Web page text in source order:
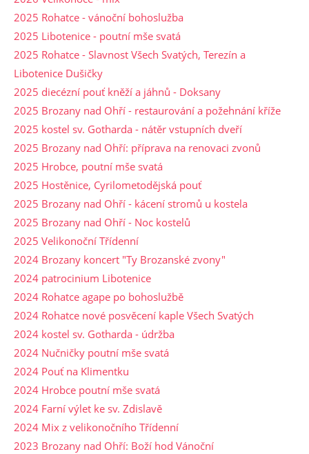
2025 Rohatce - vánoční bohoslužba
2025 Libotenice - poutní mše svatá
2025 Rohatce - Slavnost Všech Svatých, Terezín a
Libotenice Dušičky
2025 diecézní pouť kněží a jáhnů - Doksany
2025 Brozany nad Ohří - restaurování a požehnání kříže
2025 kostel sv. Gotharda - nátěr vstupních dveří
2025 Brozany nad Ohří: příprava na renovaci zvonů
2025 Hrobce, poutní mše svatá
2025 Hostěnice, Cyrilometodějská pouť
2025 Brozany nad Ohří - kácení stromů u kostela
2025 Brozany nad Ohří - Noc kostelů
2025 Velikonoční Třídenní
2024 Brozany koncert "Ty Brozanské zvony"
2024 patrocinium Libotenice
2024 Rohatce agape po bohoslužbě
2024 Rohatce nové posvěcení kaple Všech Svatých
2024 kostel sv. Gotharda - údržba
2024 Nučničky poutní mše svatá
2024 Pouť na Klimentku
2024 Hrobce poutní mše svatá
2024 Farní výlet ke sv. Zdislavě
2024 Mix z velikonočního Třídenní
2023 Brozany nad Ohří: Boží hod Vánoční